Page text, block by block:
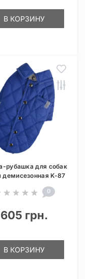
В КОРЗИНУ
рубашка для собак
демисезонная K-87
0
605 грн.
В КОРЗИНУ